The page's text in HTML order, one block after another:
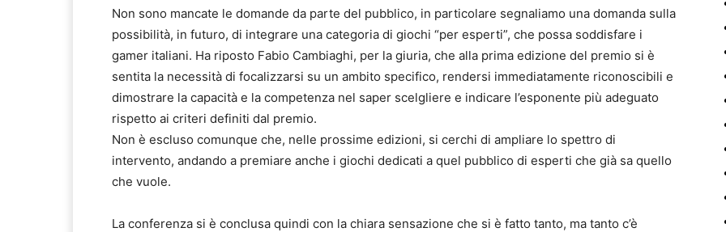
Non sono mancate le domande da parte del pubblico, in particolare segnaliamo una domanda sulla
possibilità, in futuro, di integrare una categoria di giochi “per esperti”, che possa soddisfare i
gamer italiani. Ha riposto Fabio Cambiaghi, per la giuria, che alla prima edizione del premio si è
sentita la necessità di focalizzarsi su un ambito specifico, rendersi immediatamente riconoscibili e
dimostrare la capacità e la competenza nel saper scelgliere e indicare l’esponente più adeguato
rispetto ai criteri definiti dal premio.
Non è escluso comunque che, nelle prossime edizioni, si cerchi di ampliare lo spettro di
intervento, andando a premiare anche i giochi dedicati a quel pubblico di esperti che già sa quello
che vuole.
La conferenza si è conclusa quindi con la chiara sensazione che si è fatto tanto, ma tanto c’è